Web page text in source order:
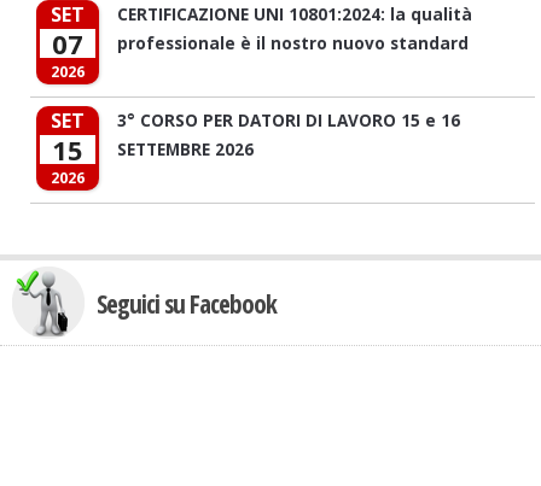
SET
07
2026
CERTIFICAZIONE UNI 10801:2024: la qualità
professionale è il nostro nuovo standard
SET
15
2026
3° CORSO PER DATORI DI LAVORO 15 e 16
SETTEMBRE 2026
Seguici su Facebook